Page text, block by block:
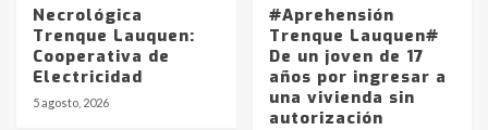
Necrológica
Trenque Lauquen:
Cooperativa de
Electricidad
5 agosto, 2026
#Aprehensión
Trenque Lauquen#
De un joven de 17
años por ingresar a
una vivienda sin
autorización
La Bolsa de Cereales de Bahía
Blanca anticipa que Agosto vendrá
con lluvias y heladas, en gran parte